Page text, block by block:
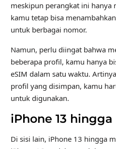
meskipun perangkat ini hanya
kamu tetap bisa
untuk berbagai nomor.
Namun, perlu diingat bahwa
beberapa profil, kamu hanya
eSIM dalam satu waktu.
profil yang disimpan, kamu
untuk digunakan.
iPhone 13 hingga
Di sisi lain, iPhone 13 hingga